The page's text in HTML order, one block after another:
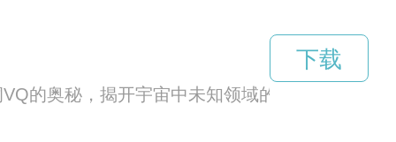
的奥秘，揭开宇宙中未知领域的神秘面纱。
下载